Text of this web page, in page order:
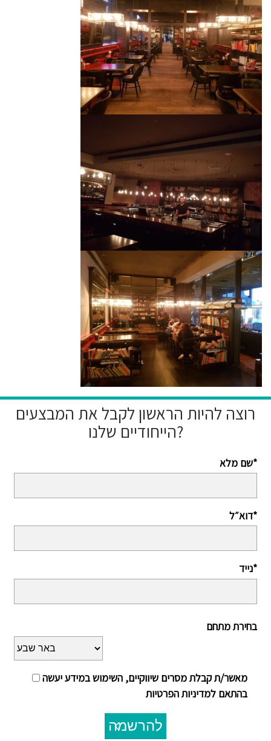
רוצה להיות הראשון לקבל את המבצעים
הייחודיים שלנו?
שם מלא*
דוא״ל*
נייד*
בחירת מתחם
מאשר/ת קבלת מסרים שיווקיים, השימוש במידע יעשה
בהתאם למדיניות הפרטיות
להרשמה